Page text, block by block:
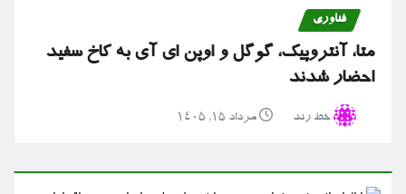
فناوری
متا، آنتروپیک، گوگل و اوپن ای آی به کاخ سفید
احضار شدند
خط رند مرداد ۱۵, ۱۴۰۵